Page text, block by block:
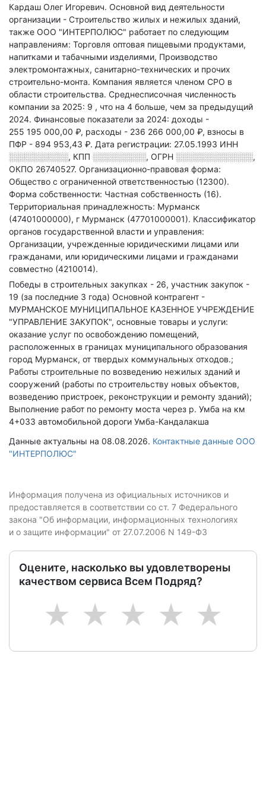
Кардаш Олег Игоревич. Основной вид деятельности
организации - Строительство жилых и нежилых зданий,
также ООО "ИНТЕРПОЛЮС" работает по следующим
направлениям: Торговля оптовая пищевыми продуктами,
напитками и табачными изделиями, Производство
электромонтажных, санитарно-технических и прочих
строительно-монта. Компания является членом СРО в
области строительства. Среднесписочная численность
компании за 2025: 9 , что на 4 больше, чем за предыдущий
2024. Финансовые показатели за 2024: доходы -
255 195 000,00 ₽, расходы - 236 266 000,00 ₽, взносы в
ПФР - 894 953,43 ₽. Дата регистрации: 27.05.1993 ИНН
░░░░░░░░░░, КПП ░░░░░░░░░, ОГРН ░░░░░░░░░░░░░,
ОКПО 26740527. Организационно-правовая форма:
Общество с ограниченной ответственностью (12300).
Форма собственности: Частная собственность (16).
Территориальная принадлежность: Мурманск
(47401000000), г Мурманск (47701000001). Классификатор
органов государственной власти и управления:
Организации, учрежденные юридическими лицами или
гражданами, или юридическими лицами и гражданами
совместно (4210014).
Победы в строительных закупках - 26, участник закупок -
19 (за последние 3 года) Основной контрагент -
МУРМАНСКОЕ МУНИЦИПАЛЬНОЕ КАЗЕННОЕ УЧРЕЖДЕНИЕ
"УПРАВЛЕНИЕ ЗАКУПОК", основные товары и услуги:
оказание услуг по освобождению помещений,
расположенных в границах муниципального образования
город Мурманск, от твердых коммунальных отходов.;
Работы строительные по возведению нежилых зданий и
сооружений (работы по строительству новых объектов,
возведению пристроек, реконструкции и ремонту зданий);
Выполнение работ по ремонту моста через р. Умба на км
4+033 автомобильной дороги Умба-Кандалакша
Данные актуальны на 08.08.2026. Контактные данные ООО
"ИНТЕРПОЛЮС"
Информация получена из официальных источников и
предоставляется в соответствии со ст. 7 Федерального
закона "Об информации, информационных технологиях
и о защите информации" от 27.07.2006 N 149-ФЗ
Оцените, насколько вы удовлетворены
качеством сервиса Всем Подряд?
5
4
3
2
1